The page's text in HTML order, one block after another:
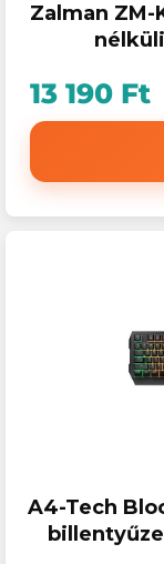
Zalman
13 190 Ft
A4-Tech